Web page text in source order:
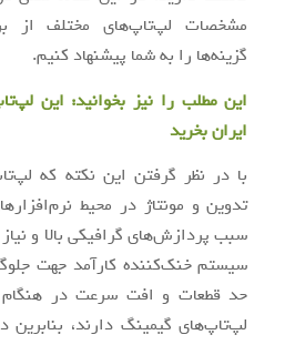
مشخصات لپ‌تاپ‌های مختلف از
گزینه‌ها را به شما پیشنهاد کنیم.
این مطلب را نیز بخوانید: این
ایران بخرید
با در نظر گرفتن این نکته که
تدوین و مونتاژ در محیط
سبب پردازش‌های گرافیکی بالا و
سیستم خنک‌کننده کارآمد جهت
حد قطعات و افت سرعت در هنگام
لپ‌تاپ‌های گیمینگ دارند،